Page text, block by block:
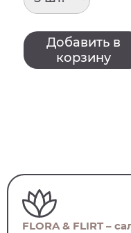
Добавить в
корзину
FLORA & FLIRT –